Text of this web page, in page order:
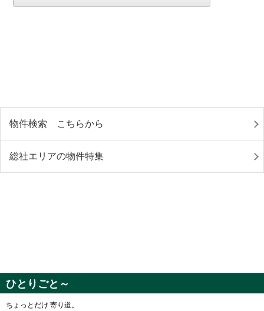
物件検索 こちらから
総社エリアの物件特集
ひとりごと～